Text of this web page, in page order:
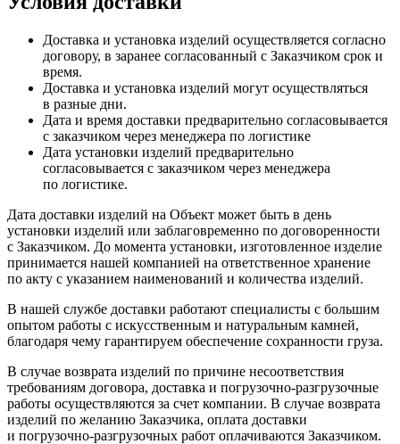
Доставка и установка изделий осуществляется согласно
договору, в заранее согласованный с Заказчиком срок и
время.
Доставка и установка изделий могут осуществляться
в разные дни.
Дата и время доставки предварительно согласовывается
с заказчиком через менеджера по логистике
Дата установки изделий предварительно
согласовывается с заказчиком через менеджера
по логистике.
Дата доставки изделий на Объект может быть в день
установки изделий или заблаговременно по договоренности
с Заказчиком. До момента установки, изготовленное изделие
принимается нашей компанией на ответственное хранение
по акту с указанием наименований и количества изделий.
В нашей службе доставки работают специалисты с большим
опытом работы с искусственным и натуральным камней,
благодаря чему гарантируем обеспечение сохранности груза.
В случае возврата изделий по причине несоответствия
требованиям договора, доставка и погрузочно-разгрузочные
работы осуществляются за счет компании. В случае возврата
изделий по желанию Заказчика, оплата доставки
и погрузочно-разгрузочных работ оплачиваются Заказчиком.